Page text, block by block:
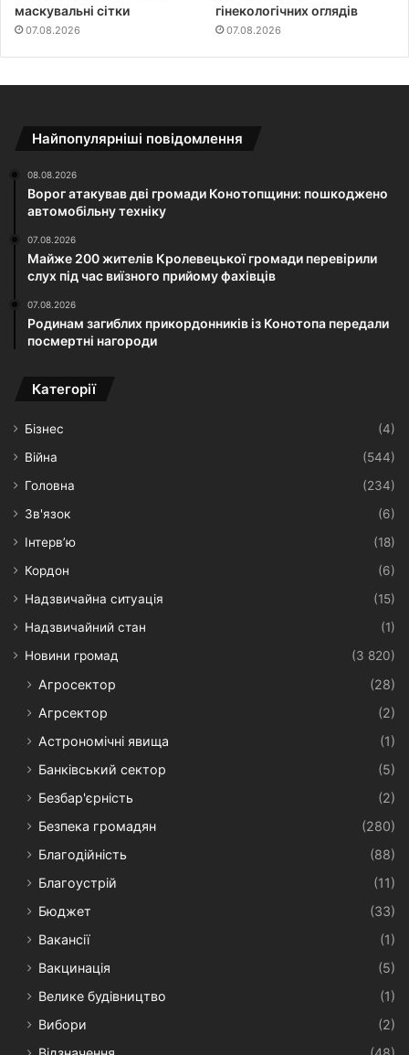
маскувальні сітки
07.08.2026
гінекологічних оглядів
07.08.2026
Найпопулярніші повідомлення
08.08.2026
Ворог атакував дві громади Конотопщини: пошкоджено
автомобільну техніку
07.08.2026
Майже 200 жителів Кролевецької громади перевірили
слух під час виїзного прийому фахівців
07.08.2026
Родинам загиблих прикордонників із Конотопа передали
посмертні нагороди
Категорії
Бізнес
(4)
Війна
(544)
Головна
(234)
Зв'язок
(6)
Інтерв’ю
(18)
Кордон
(6)
Надзвичайна ситуація
(15)
Надзвичайний стан
(1)
Новини громад
(3 820)
Агросектор
(28)
Агрсектор
(2)
Астрономічні явища
(1)
Банківський сектор
(5)
Безбар'єрність
(2)
Безпека громадян
(280)
Благодійність
(88)
Благоустрій
(11)
Бюджет
(33)
Вакансії
(1)
Вакцинація
(5)
Велике будівництво
(1)
Вибори
(2)